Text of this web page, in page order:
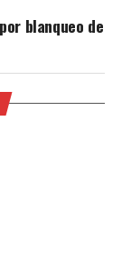
blanqueo de